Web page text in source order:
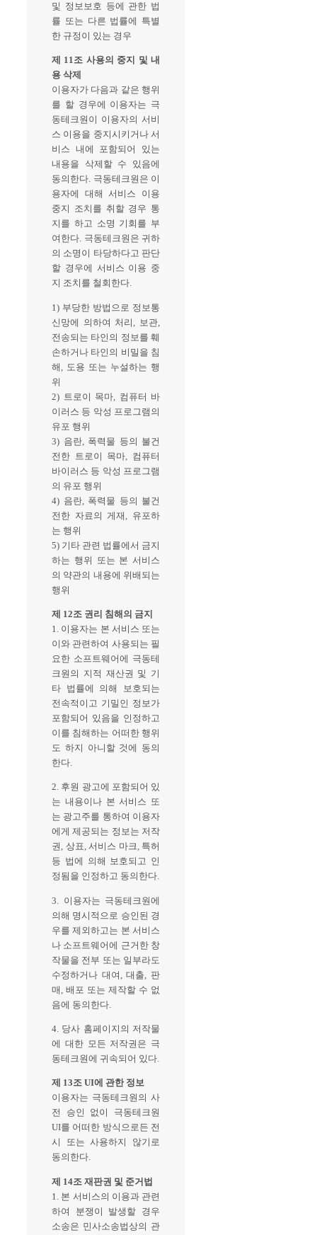
및 정보보호 등에 관한 법
률 또는 다른 법률에 특별
한 규정이 있는 경우
제 11조 사용의 중지 및 내
용 삭제
이용자가 다음과 같은 행위
를 할 경우에 이용자는 극
동테크원이 이용자의 서비
스 이용을 중지시키거나 서
비스 내에 포함되어 있는
내용을 삭제할 수 있음에
동의한다. 극동테크원은 이
용자에 대해 서비스 이용
중지 조치를 취할 경우 통
지를 하고 소명 기회를 부
여한다. 극동테크원은 귀하
의 소명이 타당하다고 판단
할 경우에 서비스 이용 중
지 조치를 철회한다.
1) 부당한 방법으로 정보통
신망에 의하여 처리, 보관,
전송되는 타인의 정보를 훼
손하거나 타인의 비밀을 침
해, 도용 또는 누설하는 행
위
2) 트로이 목마, 컴퓨터 바
이러스 등 악성 프로그램의
유포 행위
3) 음란, 폭력물 등의 불건
전한 트로이 목마, 컴퓨터
바이러스 등 악성 프로그램
의 유포 행위
4) 음란, 폭력물 등의 불건
전한 자료의 게재, 유포하
는 행위
5) 기타 관련 법률에서 금지
하는 행위 또는 본 서비스
의 약관의 내용에 위배되는
행위
제 12조 권리 침해의 금지
1. 이용자는 본 서비스 또는
이와 관련하여 사용되는 필
요한 소프트웨어에 극동테
크원의 지적 재산권 및 기
타 법률에 의해 보호되는
전속적이고 기밀인 정보가
포함되어 있음을 인정하고
이를 침해하는 어떠한 행위
도 하지 아니할 것에 동의
한다.
2. 후원 광고에 포함되어 있
는 내용이나 본 서비스 또
는 광고주를 통하여 이용자
에게 제공되는 정보는 저작
권, 상표, 서비스 마크, 특허
등 법에 의해 보호되고 인
정됨을 인정하고 동의한다.
3. 이용자는 극동테크원에
의해 명시적으로 승인된 경
우를 제외하고는 본 서비스
나 소프트웨어에 근거한 창
작물을 전부 또는 일부라도
수정하거나 대여, 대출, 판
매, 배포 또는 제작할 수 없
음에 동의한다.
4. 당사 홈페이지의 저작물
에 대한 모든 저작권은 극
동테크원에 귀속되어 있다.
제 13조 UI에 관한 정보
이용자는 극동테크원의 사
전 승인 없이 극동테크원
UI를 어떠한 방식으로든 전
시 또는 사용하지 않기로
동의한다.
제 14조 재판권 및 준거법
1. 본 서비스의 이용과 관련
하여 분쟁이 발생할 경우
소송은 민사소송법상의 관